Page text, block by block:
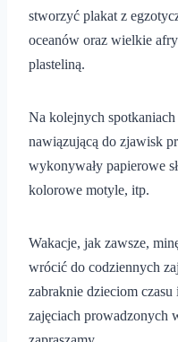
stworzyć plakat z
oceanów oraz wielkie
plasteliną.
Na kolejnych spotkaniach
nawiązującą do zjawisk
wykonywały papierowe
kolorowe motyle, itp.
Wakacje, jak zawsze,
wrócić do codziennych
zabraknie dzieciom
zajęciach prowadzonych